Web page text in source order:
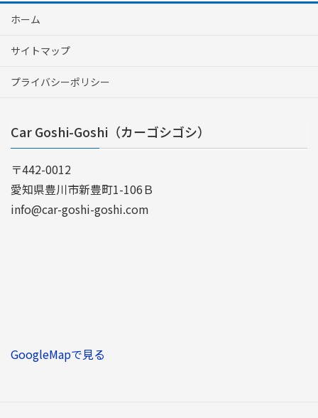
ホーム
サイトマップ
プライバシーポリシー
Car Goshi-Goshi（カーゴシゴシ）
〒442-0012
愛知県豊川市新豊町1-106Ｂ
info@car-goshi-goshi.com
GoogleMapで見る